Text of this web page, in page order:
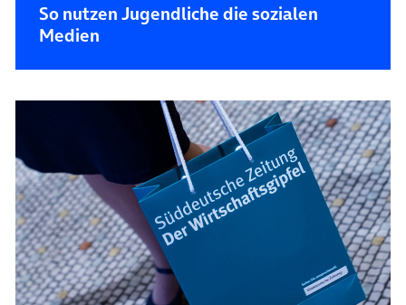
So nutzen Jugendliche die sozialen
Medien